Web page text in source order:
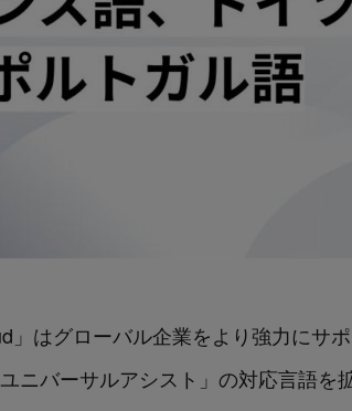
はグローバル企業をより強力にサ
ニバーサルアシスト」の対応言語を